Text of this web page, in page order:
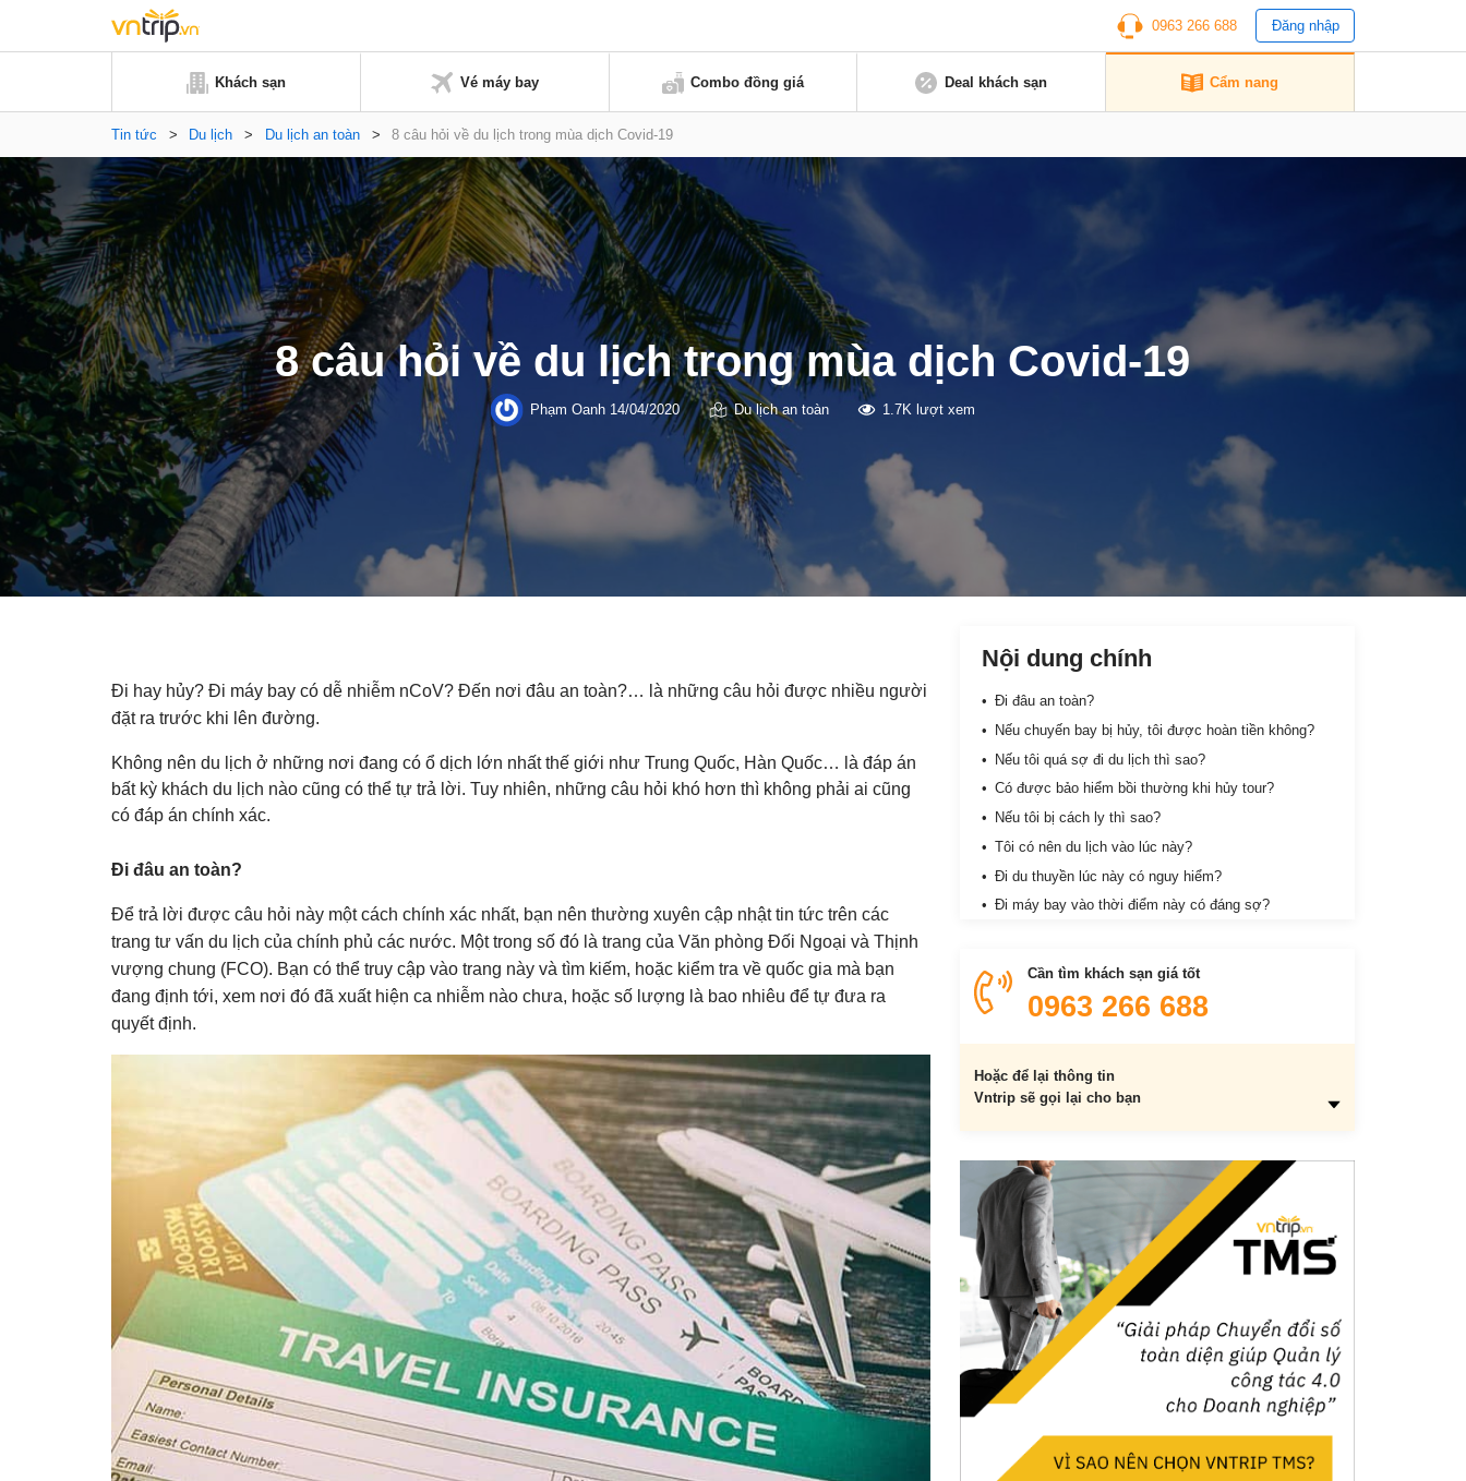
0963 266 688 Đăng nhập
Khách sạn Vé máy bay Combo đồng giá Deal khách sạn Cẩm nang
Tin tức > Du lịch > Du lịch an toàn > 8 câu hỏi về du lịch trong mùa dịch Covid-19
8 câu hỏi về du lịch trong mùa dịch Covid-19
Phạm Oanh 14/04/2020 Du lịch an toàn 1.7K lượt xem
Đi hay hủy? Đi máy bay có dễ nhiễm nCoV? Đến nơi đâu an toàn?… là những câu hỏi được nhiều người
đặt ra trước khi lên đường.
Không nên du lịch ở những nơi đang có ổ dịch lớn nhất thế giới như Trung Quốc, Hàn Quốc… là đáp án
bất kỳ khách du lịch nào cũng có thể tự trả lời. Tuy nhiên, những câu hỏi khó hơn thì không phải ai cũng
có đáp án chính xác.
Đi đâu an toàn?
Để trả lời được câu hỏi này một cách chính xác nhất, bạn nên thường xuyên cập nhật tin tức trên các
trang tư vấn du lịch của chính phủ các nước. Một trong số đó là trang của Văn phòng Đối Ngoại và Thịnh
vượng chung (FCO). Bạn có thể truy cập vào trang này và tìm kiếm, hoặc kiểm tra về quốc gia mà bạn
đang định tới, xem nơi đó đã xuất hiện ca nhiễm nào chưa, hoặc số lượng là bao nhiêu để tự đưa ra
quyết định.
Nội dung chính
Đi đâu an toàn?
Nếu chuyến bay bị hủy, tôi được hoàn tiền không?
Nếu tôi quá sợ đi du lịch thì sao?
Có được bảo hiểm bồi thường khi hủy tour?
Nếu tôi bị cách ly thì sao?
Tôi có nên du lịch vào lúc này?
Đi du thuyền lúc này có nguy hiểm?
Đi máy bay vào thời điểm này có đáng sợ?
Cần tìm khách sạn giá tốt
0963 266 688
Hoặc để lại thông tin
Vntrip sẽ gọi lại cho bạn